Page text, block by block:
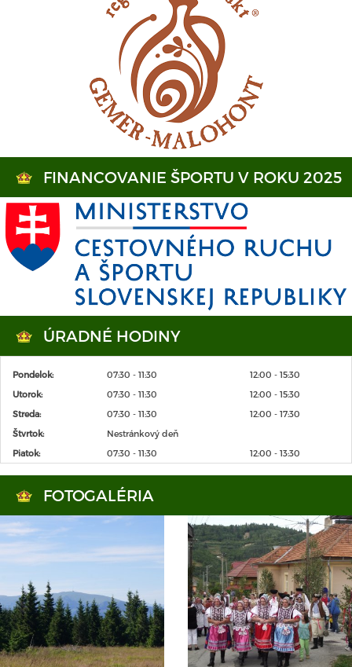
FINANCOVANIE ŠPORTU V ROKU 2025
ÚRADNÉ HODINY
Pondelok: 07:30 - 11:30
12:00 - 15:30
Utorok:
07:30 - 11:30
12:00 - 15:30
Streda:
07:30 - 11:30
12:00 - 17:30
Štvrtok:
Nestránkový deň
Piatok:
07:30 - 11:30 12:00 - 13:30
FOTOGALÉRIA